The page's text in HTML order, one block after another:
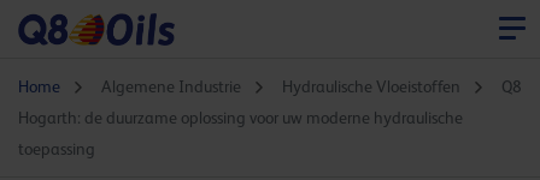
Home Algemene Industrie Hydraulische Vloeistoffen
Q8
Hogarth: de duurzame oplossing voor uw moderne hydraulische
toepassing